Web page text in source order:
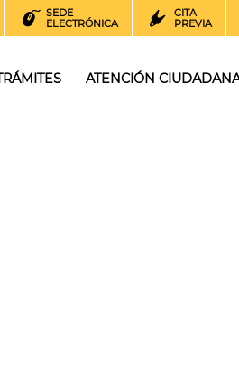
SEDE
ELECTRÓNICA
CITA
PREVIA
ATENCIÓN